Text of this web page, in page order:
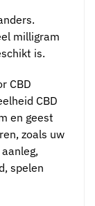
milligram
is.
CBD
CBD
en geest
zoals uw
spelen